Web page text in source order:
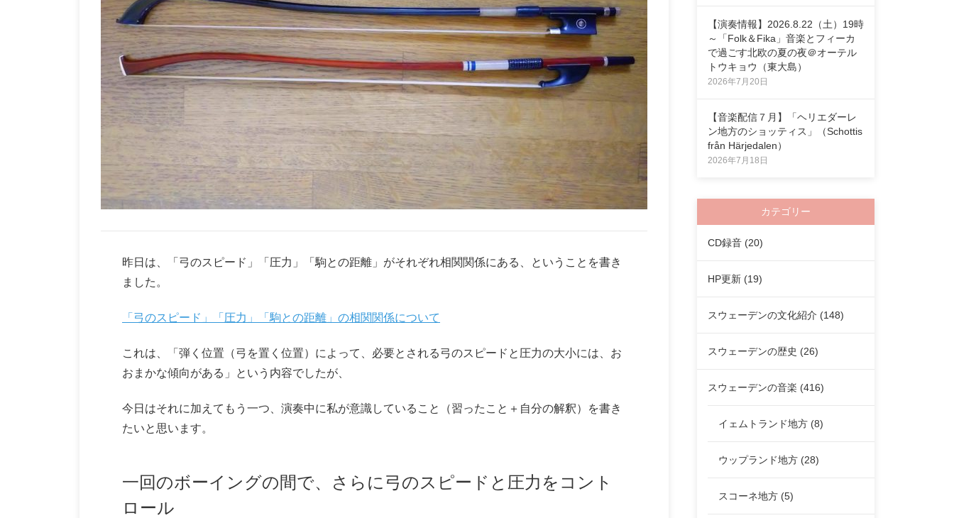
昨日は、「弓のスピード」「圧力」「駒との距離」がそれぞれ相関関係にある、ということを書き
ました。
「弓のスピード」「圧力」「駒との距離」の相関関係について
これは、「弾く位置（弓を置く位置）によって、必要とされる弓のスピードと圧力の大小には、お
おまかな傾向がある」という内容でしたが、
今日はそれに加えてもう一つ、演奏中に私が意識していること（習ったこと＋自分の解釈）を書き
たいと思います。
一回のボーイングの間で、さらに弓のスピードと圧力をコント
ロール
【演奏情報】2026.8.22（土）19時
～「Folk＆Fika」音楽とフィーカ
で過ごす北欧の夏の夜＠オーテル
トウキョウ（東大島）
2026年7月20日
【音楽配信７月】「ヘリエダーレ
ン地方のショッティス」（Schottis
från Härjedalen）
2026年7月18日
カテゴリー
CD録音 (20)
HP更新 (19)
スウェーデンの文化紹介 (148)
スウェーデンの歴史 (26)
スウェーデンの音楽 (416)
イェムトランド地方 (8)
ウップランド地方 (28)
スコーネ地方 (5)